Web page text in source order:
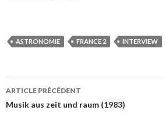
ASTRONOMIE FRANCE 2 INTERVIEW
Navigation
des
ARTICLE PRÉCÉDENT
Musik aus zeit und raum (1983)